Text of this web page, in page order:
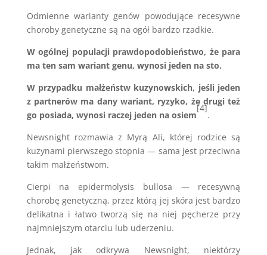
Odmienne warianty genów powodujące recesywne
choroby genetyczne są na ogół bardzo rzadkie.
W ogólnej populacji prawdopodobieństwo, że para
ma ten sam wariant genu, wynosi jeden na sto.
W przypadku małżeństw kuzynowskich, jeśli jeden
z partnerów ma dany wariant, ryzyko, że drugi też
go posiada, wynosi raczej jeden na osiem
[4]
.
Newsnight rozmawia z Myrą Ali, której rodzice są
kuzynami pierwszego stopnia — sama jest przeciwna
takim małżeństwom.
Cierpi na epidermolysis bullosa — recesywną
chorobę genetyczną, przez którą jej skóra jest bardzo
delikatna i łatwo tworzą się na niej pęcherze przy
najmniejszym otarciu lub uderzeniu.
Jednak, jak odkrywa Newsnight, niektórzy